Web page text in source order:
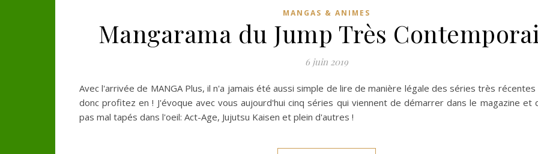
MANGAS & ANIMES
Mangarama du Jump Très
6 juin 2019
Avec l'arrivée de MANGA Plus, il n'a jamais été aussi simple de lire de manière légale des séries très récentes
donc profitez en ! J'évoque avec vous aujourd'hui cinq séries qui viennent de démarrer dans le magazine et
pas mal tapés dans l'oeil: Act-Age, Jujutsu Kaisen et plein d'autres !